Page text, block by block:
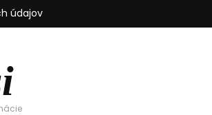
údajov